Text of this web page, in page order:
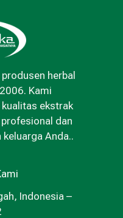
herbal
Kami
ekstrak
dan
keluarga Anda..
Indonesia –